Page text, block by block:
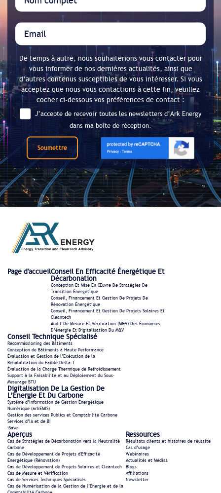
De temps à autre, nous souhaiterions vous contacter pour
vous informer de nos dernières actualités, ainsi que
d’autres contenus susceptibles de vous intéresser. Si vous
acceptez que nous vous contactions à cette fin, veuillez
cocher ci-dessous vos préférences de contact :
J’accepte de recevoir toutes les newsletters d’Ark Energy
dans ma boîte de réception.
Soumettre
Page d'accueilConseil En Efficacité Énergétique Et
Décarbonation
Conception Et Mise En Œuvre De Stratégies De
Transition Énergétique
Conseil, Financement Et Gestion De Projets De
Rénovation Énergétique
Conseil, Financement Et Gestion De Projets Solaires Et
Cleantech
Audit De Mesure Et Vérification (M&V) Des Économies
D’énergie Et Digitalisation Du M&V
Conseil Technique Spécialisé
Recommissioning des Bâtiments
Conception de Bâtiments à Haute Performance
Évaluation et Gestion de l’Exécution de la
Réhabilitation du Faible Delta-T
Évaluation de la Charge Thermique de Refroidissement
Support à la Faisabilité et au Déploiement du Sous-
Mesurage BTU
Digitalisation De La Gestion De
L’Énergie Et Du Carbone
Système d’Information de Gestion Énergétique
Numérique (arkEMIS)
Gestion des services Publics et Comptabilité Carbone
Services d’IA et de BI
iSave
Aperçus
Cas de Stratégies de Décarbonation vers la Neutralité
Carbone
Cas de Développement de Projets d'Efficacité
Énergétique (Rénovation)
Cas de Développement de Projets Solaires et Cleantech
Cas de Mesure et Vérification
Cas de Services Techniques Spécialisés
Cas de Numérisation de la Gestion de l’Énergie et de la
Ressources
Résultats clients et histoires de réussite
Cas d’usage
Webinaires
Actualités et Médias
Blogs
Affiliations
Newsletter